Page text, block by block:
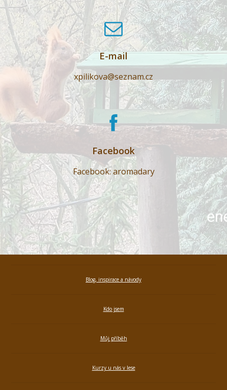
E-mail
xpilikova@seznam.cz
Facebook
Facebook: aromadary
Blog, inspirace a návody
Kdo jsem
Můj příběh
Kurzy u nás v lese